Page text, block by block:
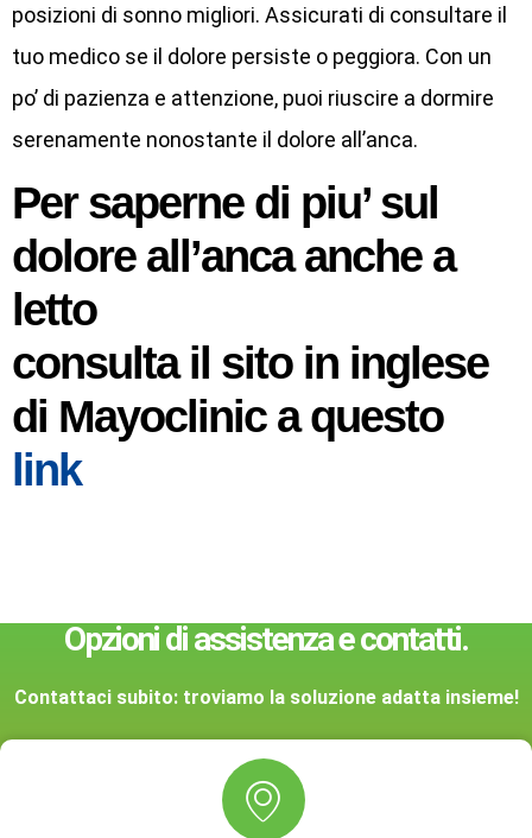
posizioni di sonno migliori. Assicurati di consultare il
tuo medico se il dolore persiste o peggiora. Con un
po’ di pazienza e attenzione, puoi riuscire a dormire
serenamente nonostante il dolore all’anca.
Per saperne di piu’ sul
dolore all’anca anche a
letto
consulta il sito in inglese
di Mayoclinic a questo
link
Opzioni di assistenza e contatti.
Contattaci subito: troviamo la soluzione adatta insieme!